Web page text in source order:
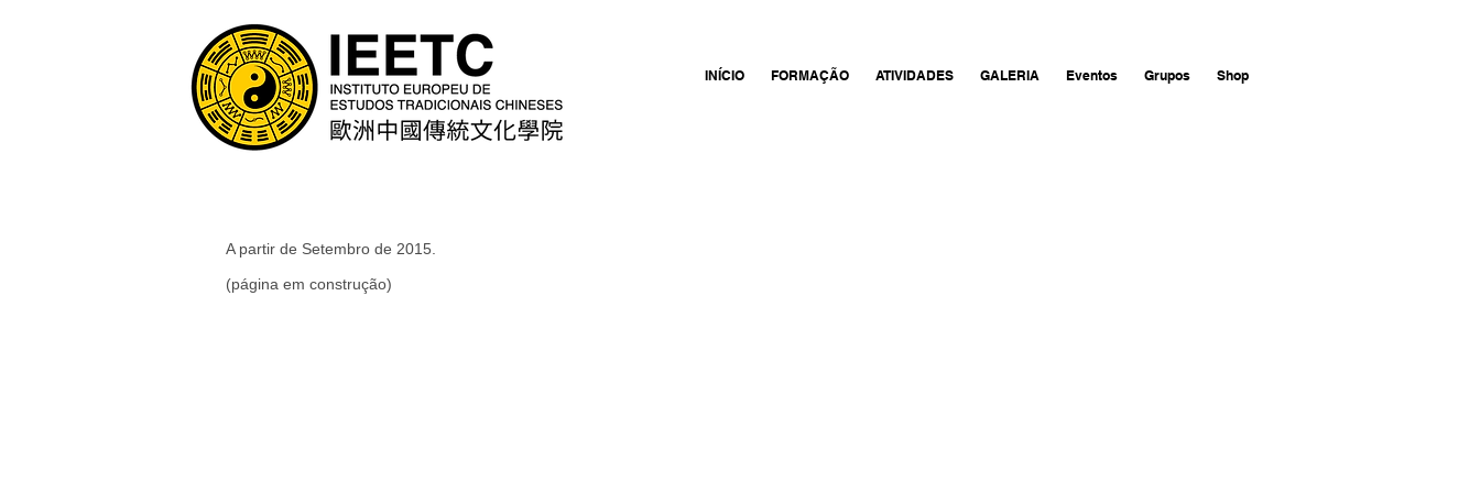
INÍCIO FORMAÇÃO ATIVIDADES GALERIA Eventos Grupos Shop
A partir de Setembro de 2015.
(página em construção)